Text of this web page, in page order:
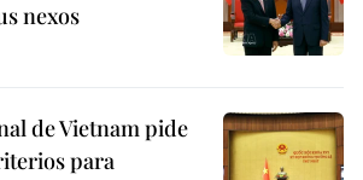
nexos
de Vietnam pide
para